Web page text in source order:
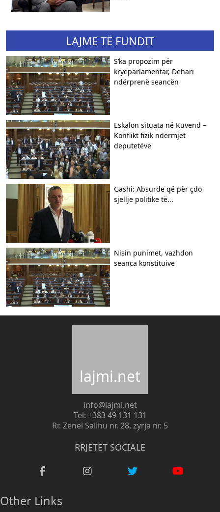
LAJME TË FUNDIT
S’ka propozim për
kryeparlamentar, Dehari
ndërprenë seancën
Eskalon situata në Kuvend –
Konflikt fizik ndërmjet
deputetëve
Gashi: Absurde që për çdo
sjellje politike të...
Nisin punimet, vazhdon
seanca konstituive
lajmi.net
info@lajmi.net
Tel: +383 49 131 131
Rr. Zenel Salihu nr. 28, zyrja nr. 5
RRJETET SOCIALE
Other Links